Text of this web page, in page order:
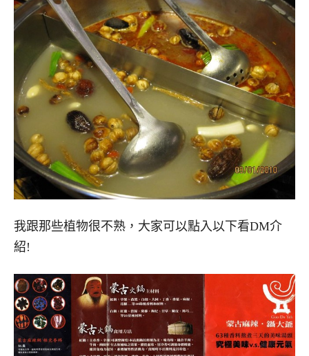
我跟那些植物很不熟，大家可以點入以下看DM介
紹!